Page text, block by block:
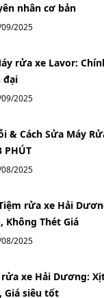
nhân cơ bản
2025
rửa xe Lavor:
đại
2025
& Cách Sửa Máy
PHÚT
2025
rửa xe Hải
Không Thét Giá
2025
rửa xe Hải Dương:
Giá siêu tốt